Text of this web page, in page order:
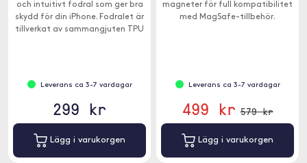
och intuitivt fodral som ger bra
skydd för din iPhone. Fodralet är
tillverkat av sammangjuten TPU
Leverans ca 3-7 vardagar
299 kr
Lägg i varukorgen
magneter för full kompatibilitet
med MagSafe-tillbehör.
Leverans ca 3-7 vardagar
499 kr 579 kr
Lägg i varukorgen